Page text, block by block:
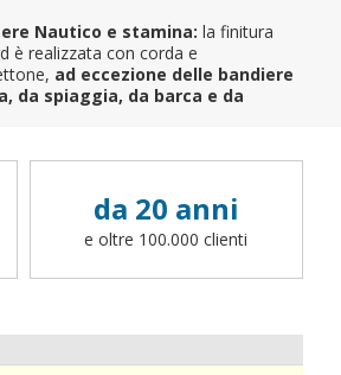
Nautico e stamina: la finitura
è realizzata con corda e
ad eccezione delle bandiere
da spiaggia, da barca e da
ganci o altro, potete scrivere a
da 20 anni
e oltre 100.000 clienti